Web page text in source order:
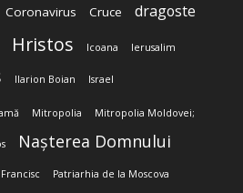
Coronavirus Cruce dragoste
Hristos Icoana Ierusalim
Ilarion Boian Israel
Mitropolia Mitropolia Moldovei;
Nașterea Domnului
Patriarhia de la Moscova